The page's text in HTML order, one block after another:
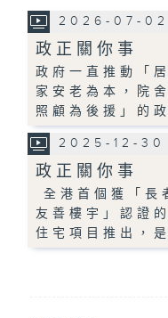
2026-07-02
政正關你事
政府一直推動「居
家安老為本，院舍
照顧為後援」的
2025-12-30
政正關你事
全港首個獲「長
友善樓宇」認證的
住宅項目推出，